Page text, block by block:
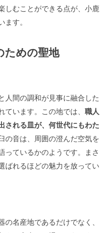
しむことができる点が、小鹿
す。
ための聖地
人間の調和が見事に融合した
います。この地では、 職人
される皿が、何世代にもわた
の音は、周囲の澄んだ空気を
っているかのようです。まさ
ばれるほどの魅力を放ってい
名産地であるだけでなく、